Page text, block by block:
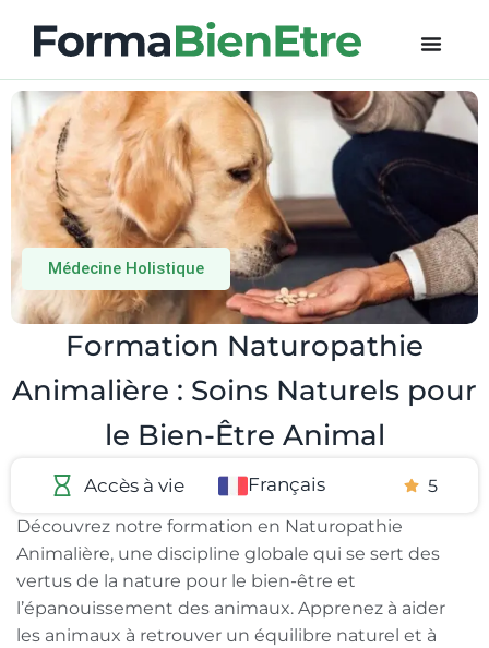
Médecine Holistique
Formation Naturopathie
Animalière : Soins Naturels pour
le Bien-Être Animal
Accès à vie​ Français
5
Découvrez notre formation en Naturopathie
Animalière, une discipline globale qui se sert des
vertus de la nature pour le bien-être et
l’épanouissement des animaux. Apprenez à aider
les animaux à retrouver un équilibre naturel et à